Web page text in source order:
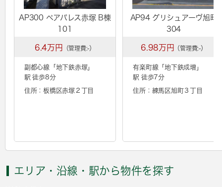
AP300 ペアパレス赤塚 B棟
101
6.4万円 （管理費:-）
副都心線「 地下鉄赤塚 」
駅 徒歩8分
住所：板橋区赤塚２丁目
AP94 グリシュアーヴ旭町
304
6.98万円 （管理費:-）
有楽町線「地下鉄成増 」
駅 徒歩7分
住所：練馬区旭町３丁目
エリア・沿線・駅から物件を探す